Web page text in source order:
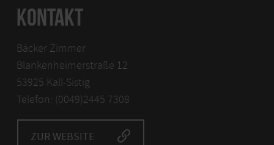
KONTAKT
Bäcker Zimmer
Blankenheimerstraße 12
53925 Kall-Sistig
Telefon: (0049)2445 7308
ZUR WEBSITE